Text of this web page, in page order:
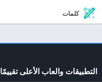
كلمات
التطبيقات والعاب الأعلى تقييمًا